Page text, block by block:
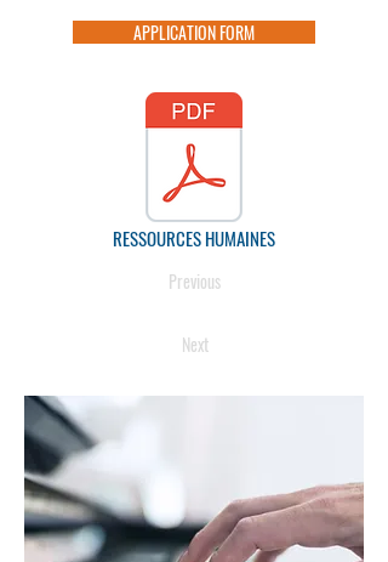
APPLICATION FORM
RESSOURCES HUMAINES
Previous
Next